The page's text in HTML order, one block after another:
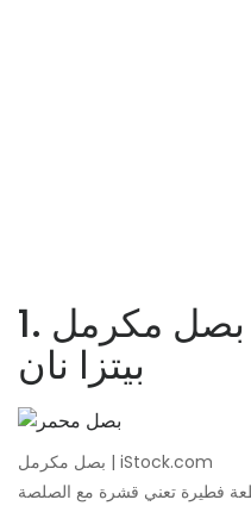
1. روست بيف و بصل مكرمل
بيتزا نان
بصل مكرمل | iStock.com
فطيرة تعني قشرة مع الصلصة